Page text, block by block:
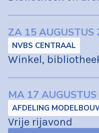
ZA 15 AUGUSTUS
NVBS CENTRAAL
Winkel,
MA 17
AFDELING
Vrije rijavond